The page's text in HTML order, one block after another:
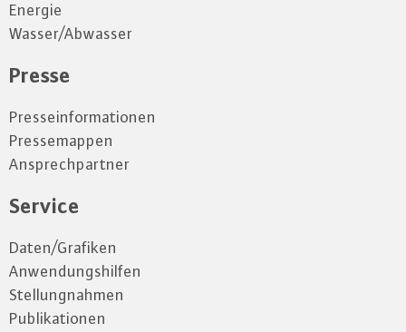
Energie
Wasser/Abwasser
Presse
Presseinformationen
Pressemappen
Ansprechpartner
Service
Daten/Grafiken
Anwendungshilfen
Stellungnahmen
Publikationen